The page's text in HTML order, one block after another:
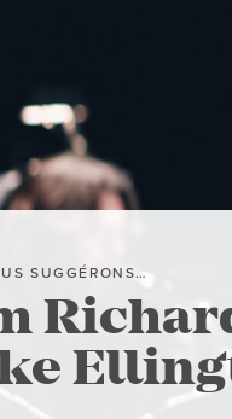
SUGGÉRONS…